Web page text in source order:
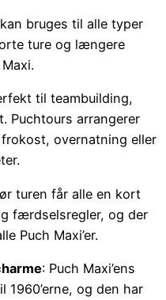
bruges til alle typer
ture og længere
til teambuilding,
Puchtours arrangerer
overnatning eller
turen får alle en kort
færdselsregler, og der
Puch Maxi’er.
: Puch Maxi’ens
og den har